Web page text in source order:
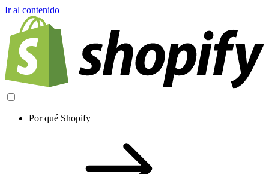
Ir al contenido
Por qué Shopify